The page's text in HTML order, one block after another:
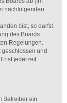
nachfolgenden
bist, so darfst
des Boards
Regelungen.
geschlossen und
jederzeit
Betreiber ein